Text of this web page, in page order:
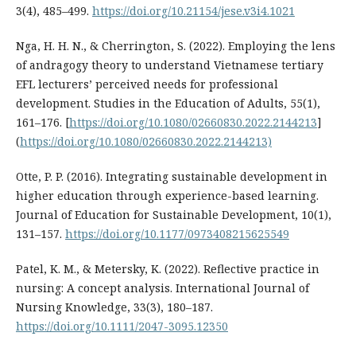
3(4), 485–499. https://doi.org/10.21154/jese.v3i4.1021
Nga, H. H. N., & Cherrington, S. (2022). Employing the lens
of andragogy theory to understand Vietnamese tertiary
EFL lecturers’ perceived needs for professional
development. Studies in the Education of Adults, 55(1),
161–176. [https://doi.org/10.1080/02660830.2022.2144213]
(https://doi.org/10.1080/02660830.2022.2144213)
Otte, P. P. (2016). Integrating sustainable development in
higher education through experience-based learning.
Journal of Education for Sustainable Development, 10(1),
131–157. https://doi.org/10.1177/0973408215625549
Patel, K. M., & Metersky, K. (2022). Reflective practice in
nursing: A concept analysis. International Journal of
Nursing Knowledge, 33(3), 180–187.
https://doi.org/10.1111/2047-3095.12350